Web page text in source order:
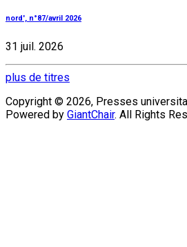
nord', n°87/avril 2026
31 juil. 2026
plus de titres
Copyright © 2026, Presses
Powered by GiantChair. All Rights